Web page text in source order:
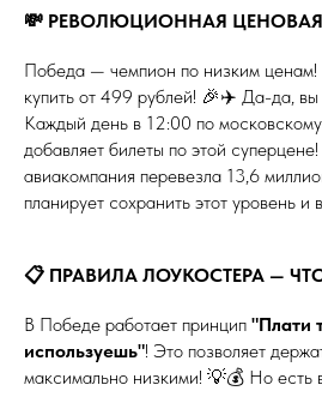
💸 РЕВОЛЮЦИОННАЯ
Победа — чемпион по низким
купить от 499 рублей! 🎉✈️ Да-да,
Каждый день в 12:00 по
добавляет билеты по этой
авиакомпания перевезла 13,6
планирует сохранить этот уровень
📋 ПРАВИЛА ЛОУКОСТЕРА —
В Победе работает принцип "Плати
используешь"! Это позволяет
максимально низкими! 💡💰 Но